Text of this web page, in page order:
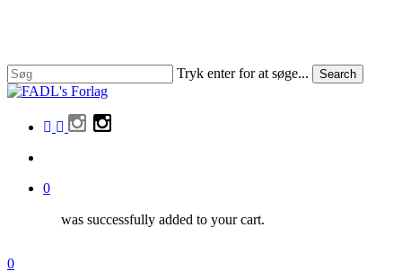
content
Tryk enter for at søge... Search
Close
facebook
linkedin
instagram
0
was successfully added to your cart.
Menu
search
0